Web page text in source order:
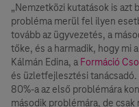
„Nemzetközi kutatások is azt
probléma merül fel ilyen
tovább az ügyvezetés, a
tőke, és a harmadik, hogy mi
Kálmán Edina, a Formáció
és üzletfejlesztési
80%-a az első problémára
második problémára, de csak